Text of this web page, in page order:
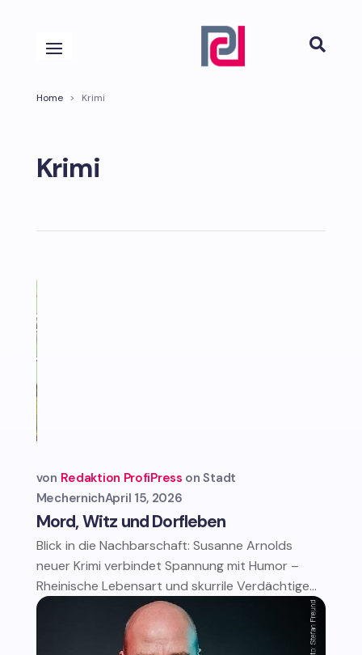

Home > Krimi
Krimi
Mord, Witz und Dorfleben
von Redaktion ProfiPress
Stadt
MechernichApril 15, 2026
Blick in die Nachbarschaft: Susanne Arnolds
neuer Krimi verbindet Spannung mit Humor –
Rheinische Lebensart und skurrile Verdächtige...